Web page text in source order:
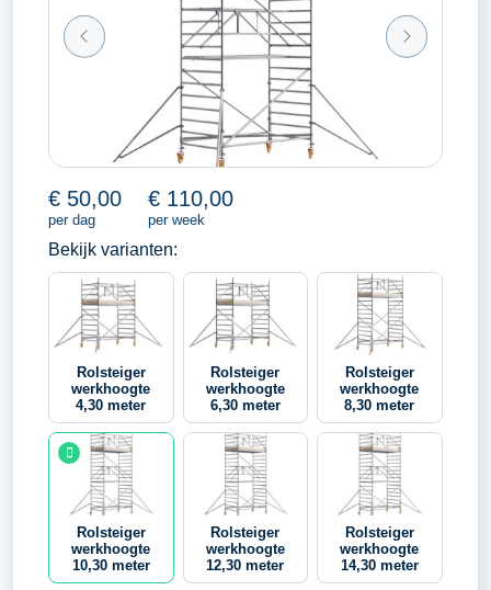
€ 50,00
per dag
€ 110,00
per week
Bekijk varianten:
Rolsteiger
werkhoogte
4,30 meter
Rolsteiger
werkhoogte
6,30 meter
Rolsteiger
werkhoogte
8,30 meter
Rolsteiger
werkhoogte
10,30 meter
Rolsteiger
werkhoogte
12,30 meter
Rolsteiger
werkhoogte
14,30 meter